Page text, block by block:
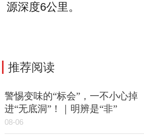
源深度6公里。
推荐阅读
警惕变味的“标会”，一不小心掉
进“无底洞”！｜明辨是“非”
08-06